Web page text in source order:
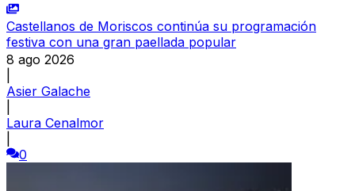
Castellanos de Moriscos continúa su programación
festiva con una gran paellada popular
8 ago 2026
Asier Galache
Laura Cenalmor
0